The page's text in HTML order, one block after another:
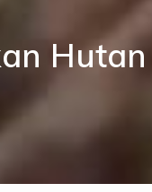
Hutan